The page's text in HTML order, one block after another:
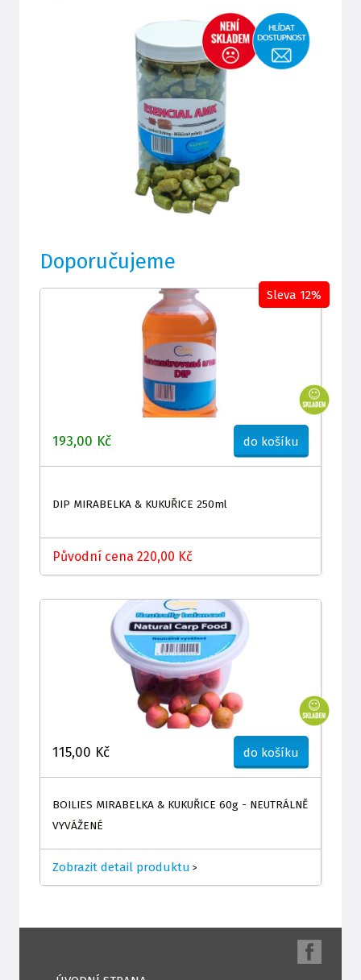
Doporučujeme
193,00 Kč do košíku
DIP MIRABELKA & KUKUŘICE 250ml
Původní cena 220,00 Kč
Sleva 12%
115,00 Kč do košíku
BOILIES MIRABELKA & KUKUŘICE 60g - NEUTRÁLNĚ
VYVÁŽENÉ
Zobrazit detail produktu >